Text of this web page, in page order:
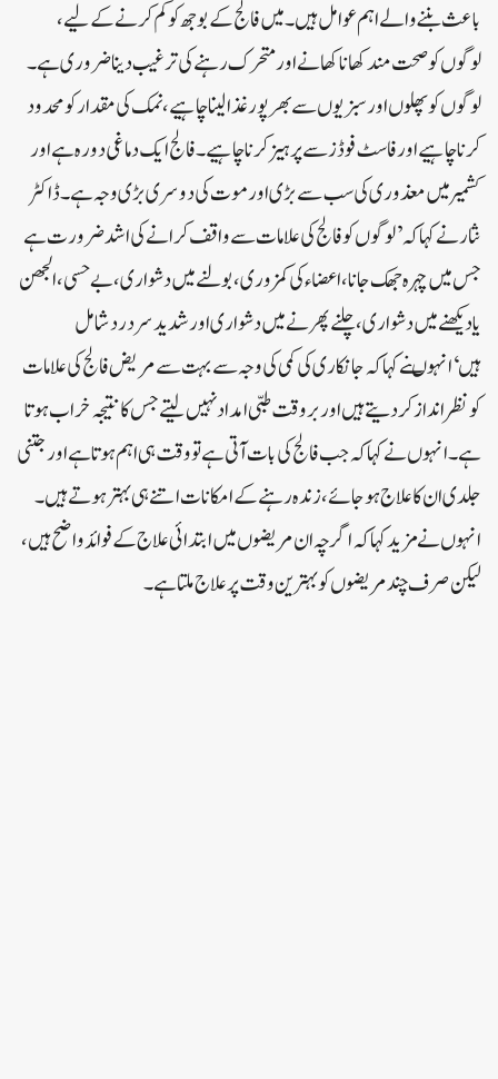
باعث بننے والے اہم عوامل ہیں۔میں فالج کے بوجھ کو کم کرنے کے لیے،
لوگوں کو صحت مند کھانا کھانے اور متحرک رہنے کی ترغیب دینا ضروری ہے۔
لوگوں کو پھلوں اور سبزیوں سے بھرپور غذا لینا چاہیے، نمک کی مقدار کو محدود
کرنا چاہیے اور فاسٹ فوڈز سے پرہیز کرنا چاہیے۔فالج ایک دماغی دورہ ہے اور
کشمیر میں معذوری کی سب سے بڑی اور موت کی دوسری بڑی وجہ ہے۔ڈاکٹر
نثار نے کہا کہ ’لوگوں کو فالج کی علامات سے واقف کرانے کی اشد ضرورت ہے
جس میں چہرہ جھک جانا، اعضاء کی کمزوری، بولنے میں دشواری، بے حسی، الجھن
یا دیکھنے میں دشواری، چلنے پھرنے میں دشواری اور شدید سر درد شامل
ہیں‘انہوںنے کہاکہ جانکاری کی کمی کی وجہ سے بہت سے مریض فالج کی علامات
کو نظر انداز کر دیتے ہیں اور بروقت طبی امداد نہیں لیتے جس کا نتیجہ خراب ہوتا
ہے۔انہوں نے کہا کہ جب فالج کی بات آتی ہے تو وقت ہی اہم ہوتا ہے اور جتنی
جلدی ان کا علاج ہو جائے، زندہ رہنے کے امکانات اتنے ہی بہتر ہوتے ہیں۔
انہوں نے مزید کہا کہ اگرچہ ان مریضوں میں ابتدائی علاج کے فوائد واضح ہیں،
لیکن صرف چند مریضوں کو بہترین وقت پر علاج ملتا ہے۔